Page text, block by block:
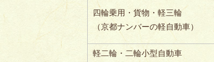
四輪乗用・貨物・軽三輪
（京都ナンバーの軽自動車）
軽二輪・二輪小型自動車